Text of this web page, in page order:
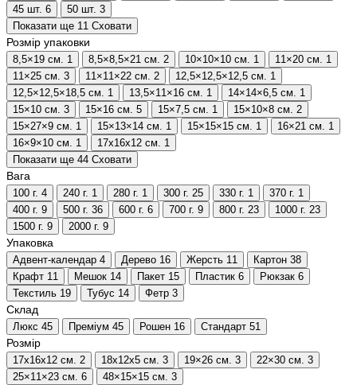
45 шт. 6 50 шт. 3
Показати ще 11 Сховати
Розмір упаковки
8,5×19 см. 1 8,5×8,5×21 см. 2 10×10×10 см. 1 11×20 см. 1
11×25 см. 3 11×11×22 см. 2 12,5×12,5×12,5 см. 1
12,5×12,5×18,5 см. 1 13,5×11×16 см. 1 14×14×6,5 см. 1
15×10 см. 3 15×16 см. 5 15×7,5 см. 1 15×10×8 см. 2
15×27×9 см. 1 15×13×14 см. 1 15×15×15 см. 1 16×21 см. 1
16×9×10 см. 1 17х16х12 см. 1
Показати ще 44 Сховати
Вага
100 г. 4 240 г. 1 280 г. 1 300 г. 25 330 г. 1 370 г. 1
400 г. 9 500 г. 36 600 г. 6 700 г. 9 800 г. 23 1000 г. 23
1500 г. 9 2000 г. 9
Упаковка
Адвент-календар 4 Дерево 16 Жерсть 11 Картон 38
Крафт 11 Мешок 14 Пакет 15 Пластик 6 Рюкзак 6
Текстиль 19 Тубус 14 Фетр 3
Склад
Люкс 45 Преміум 45 Рошен 16 Стандарт 51
Розмір
17х16х12 см. 2 18х12х5 см. 3 19×26 см. 3 22×30 см. 3
25×11×23 см. 6 48×15×15 см. 3